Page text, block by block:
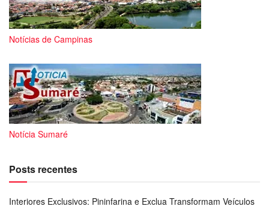
Notícias de Campinas
Notícia Sumaré
Posts recentes
Interiores Exclusivos: Pininfarina e Exclua Transformam Veículos